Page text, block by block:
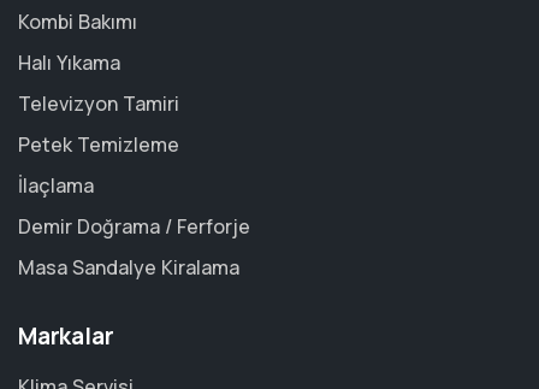
Kombi Bakımı
Halı Yıkama
Televizyon Tamiri
Petek Temizleme
İlaçlama
Demir Doğrama / Ferforje
Masa Sandalye Kiralama
Markalar